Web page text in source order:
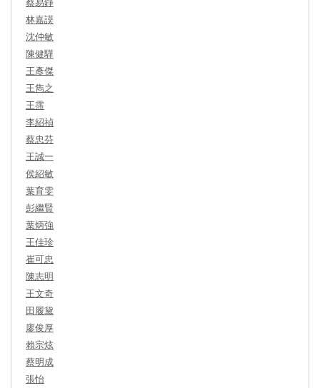
林嘉謨
沈仲敏
陳健驊
王彥傑
王雋之
王霈
李紹禎
蔡忠芬
王誠一
侯紹敏
葉育雯
彭繼賢
葉炳強
王佳珍
崔可忠
陳志明
王文奇
田履黛
廖俊厚
賴宗炫
蔡明成
張怡